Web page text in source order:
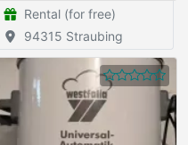
Rental (for free)
94315 Straubing